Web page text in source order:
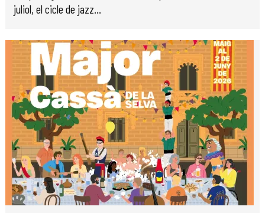
juliol, el cicle de jazz...